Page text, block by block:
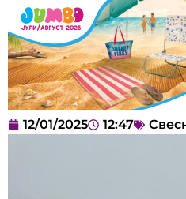
12/01/2025 12:47